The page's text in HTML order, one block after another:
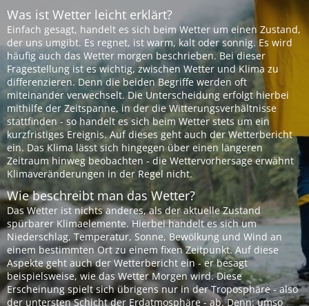
Was ist Wetter leicht erklärt?
Einfach gesagt, handelt es sich beim Wetter um einen Zustand,
der uns umgibt. Es regnet, ist warm, kalt oder sonnig. Es wird
häufig auch das Wetter morgen beschrieben. Bei dieser
Fragestellung ist es wichtig, zwischen Wetter und Klima zu
differenzieren. Denn die beiden Begriffe werden oft
miteinander verwechselt. Die Unterscheidung erfolgt hierbei
mithilfe der Zeitspanne, in der die Witterungsverhältnisse
stattfinden - so handelt es sich beim Wetter stets um ein
kurzfristiges Ereignis. Auf dieses geht auch der Wetterbericht
ein. Das Klima lässt sich hingegen über einen längeren
Zeitraum hinweg beobachten - die Wettervorhersage erwähnt
Klimaveränderungen in der Regel nicht.
Wie beschreibt man das Wetter?
Das Wetter ist nichts anderes, als der aktuelle Zustand
spürbarer Klimaelemente. Hierbei handelt es sich um
Niederschlag, Temperatur, Sonne, Bewölkung und Wind an
einem bestimmten Ort zu einem fixen Zeitpunkt. Auf diese
Aspekte geht auch der Wetterbericht ein - er besagt
beispielsweise, wie das Wetter Morgen wird. Diese
Erscheinung spielt sich übrigens nur in der Troposphäre - also
der untersten Schicht der Erdatmosphäre - ab. Denn: umso